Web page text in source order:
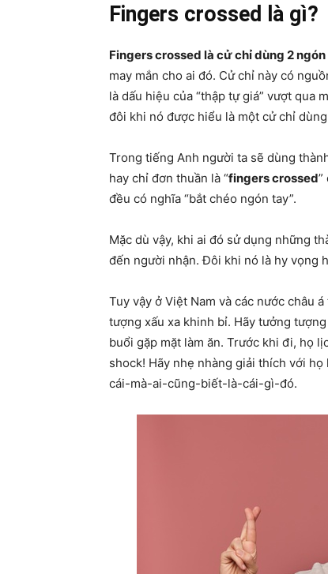
Fingers crossed là gì?
Fingers crossed là cử chỉ dùng 2
may mắn cho ai đó. Cử chỉ này có
là dấu hiệu của “thập tự giá” vượt qua
đôi khi nó được hiểu là một cử chỉ
Trong tiếng Anh người ta sẽ dùng
hay chỉ đơn thuần là “fingers crossed”
đều có nghĩa “bắt chéo ngón tay”.
Mặc dù vậy, khi ai đó sử dụng những
đến người nhận. Đôi khi nó là hy vọng
Tuy vậy ở Việt Nam và các nước châu
tượng xấu xa khinh bỉ. Hãy tưởng
buổi gặp mặt làm ăn. Trước khi đi, họ
shock! Hãy nhẹ nhàng giải thích với
cái-mà-ai-cũng-biết-là-cái-gì-đó.